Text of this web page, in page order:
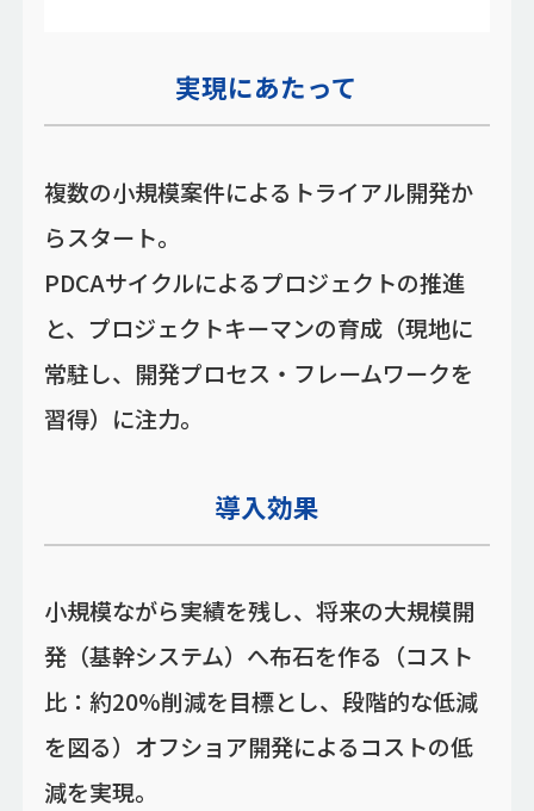
実現にあたって
複数の小規模案件によるトライアル開発か
らスタート。
PDCAサイクルによるプロジェクトの推進
と、プロジェクトキーマンの育成（現地に
常駐し、開発プロセス・フレームワークを
習得）に注力。
導入効果
小規模ながら実績を残し、将来の大規模開
発（基幹システム）へ布石を作る（コスト
比：約20%削減を目標とし、段階的な低減
を図る）オフショア開発によるコストの低
減を実現。